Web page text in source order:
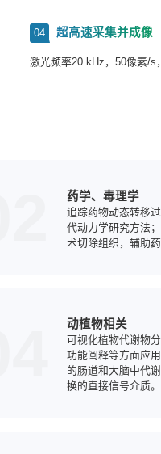
04 超高速采集并成像
激光频率20 kHz，50像素/s
药学、毒理学
追踪药物动态转移
代动力学研究方法
术切除组织，辅助药
动植物相关
可视化植物代谢物
功能阐释等方面应
的肠道和大脑中代
换的直接信号介质。